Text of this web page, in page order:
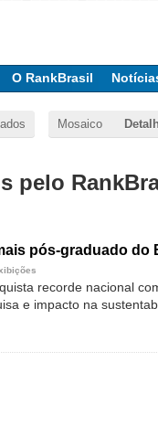
O RankBrasil
Mosaico
pelo
pós-graduado do
recorde nacional
e impacto na